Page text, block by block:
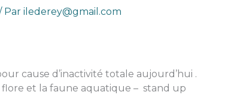
Par ilederey@gmail.com
cause d’inactivité totale aujourd’hui .
flore et la faune aquatique – stand up